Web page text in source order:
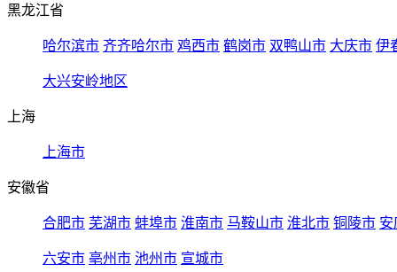
黑龙江省
哈尔滨市 齐齐哈尔市 鸡西市 鹤岗市 双鸭山市 大庆市 伊
大兴安岭地区
上海
上海市
安徽省
合肥市 芜湖市 蚌埠市 淮南市 马鞍山市 淮北市 铜陵市 安
六安市 亳州市 池州市 宣城市